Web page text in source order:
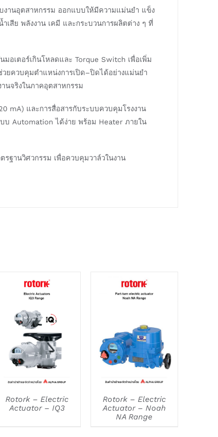
านอุตสาหกรรม ออกแบบให้มีความแม่นยำ แข็ง
เสีย พลังงาน เคมี และกระบวนการผลิตต่าง ๆ ที่
อเตอร์เกินโหลดและ Torque Switch เพื่อเพิ่ม
ควบคุมตำแหน่งการเปิด–ปิดได้อย่างแม่นยำ
นจริงในภาคอุตสาหกรรม
mA) และการสื่อสารกับระบบควบคุมโรงงาน
บ Automation ได้ง่าย พร้อม Heater ภายใน
ฐานวิศวกรรม เพื่อควบคุมวาล์วในงาน
DETAILS
Rotork – Electric
Actuator – IQ3
DETAILS
Rotork – Electric
Actuator – Noah
NA Range